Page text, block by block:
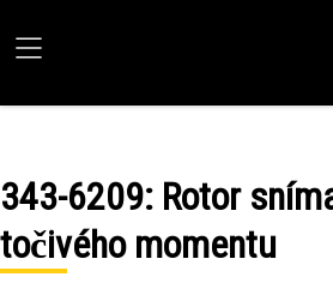
343-6209: Rotor
točivého momentu